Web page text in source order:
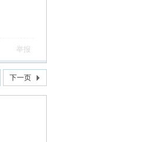
举报
下一页